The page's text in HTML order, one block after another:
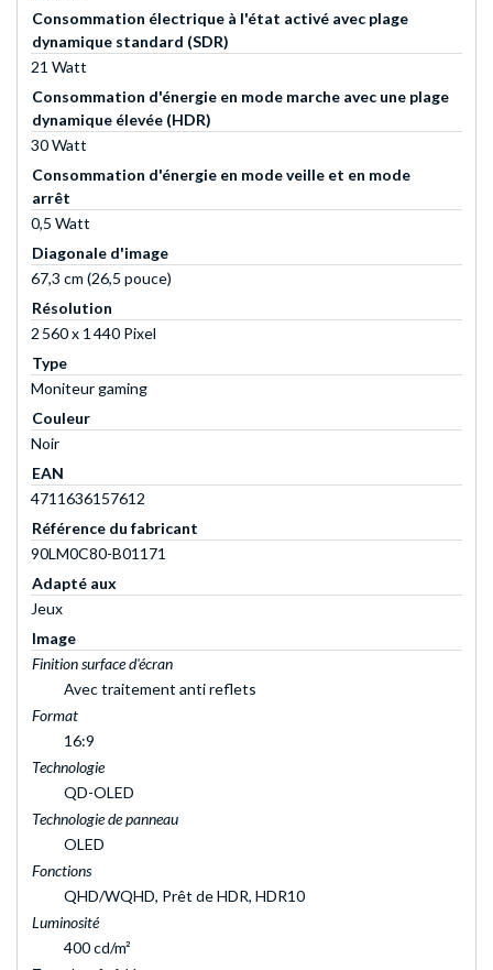
Consommation électrique à l'état activé avec plage
dynamique standard (SDR)
21 Watt
Consommation d'énergie en mode marche avec une plage
dynamique élevée (HDR)
30 Watt
Consommation d'énergie en mode veille et en mode
arrêt
0,5 Watt
Diagonale d'image
67,3 cm (26,5 pouce)
Résolution
2 560 x 1 440 Pixel
Type
Moniteur gaming
Couleur
Noir
EAN
4711636157612
Référence du fabricant
90LM0C80-B01171
Adapté aux
Jeux
Image
Finition surface d'écran
Avec traitement anti reflets
Format
16:9
Technologie
QD-OLED
Technologie de panneau
OLED
Fonctions
QHD/WQHD, Prêt de HDR, HDR10
Luminosité
400 cd/m²